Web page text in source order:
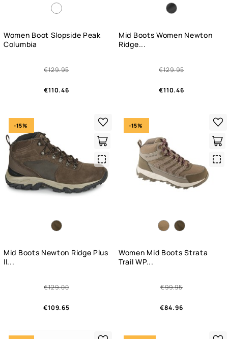
Women Boot Slopside Peak
Columbia
€110.46
€129.95
Mid Boots Women Newton
Ridge...
€110.46
€129.95
Mid Boots Newton Ridge Plus
II...
€109.65
€129.00
Quick
View
-15%
Women Mid Boots Strata
Trail WP...
€84.96
€99.95
-15%